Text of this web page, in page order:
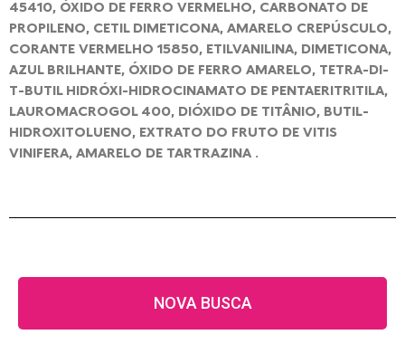
45410, ÓXIDO DE FERRO VERMELHO, CARBONATO DE
PROPILENO, CETIL DIMETICONA, AMARELO CREPÚSCULO,
CORANTE VERMELHO 15850, ETILVANILINA, DIMETICONA,
AZUL BRILHANTE, ÓXIDO DE FERRO AMARELO, TETRA-DI-
T-BUTIL HIDRÓXI-HIDROCINAMATO DE PENTAERITRITILA,
LAUROMACROGOL 400, DIÓXIDO DE TITÂNIO, BUTIL-
HIDROXITOLUENO, EXTRATO DO FRUTO DE VITIS
VINIFERA, AMARELO DE TARTRAZINA .
NOVA BUSCA